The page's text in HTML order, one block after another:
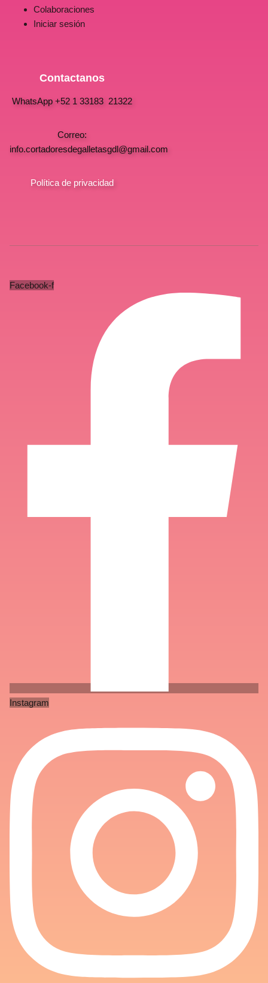
Colaboraciones
Iniciar sesión
Contactanos
WhatsApp +52 1 33183 21322
Correo:
info.cortadoresdegalletasgdl@gmail.com
Política de privacidad
Facebook-f
Instagram